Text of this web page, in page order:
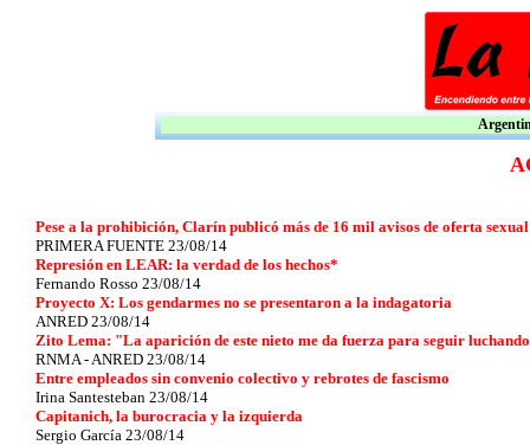
Pese a la prohibición, Clarín publicó más de 16 mil avisos de oferta sexual
PRIMERA FUENTE 23/08/14
Represión en LEAR: la verdad de los hechos*
Fernando Rosso 23/08/14
Proyecto X: Los gendarmes no se presentaron a la indagatoria
ANRED 23/08/14
Zito Lema: "La aparición de este nieto me da fuerza para seguir
RNMA - ANRED 23/08/14
Entre empleados sin convenio colectivo y rebrotes de fascismo
Irina Santesteban 23/08/14
Capitanich, la burocracia y la izquierda
Sergio García 23/08/14